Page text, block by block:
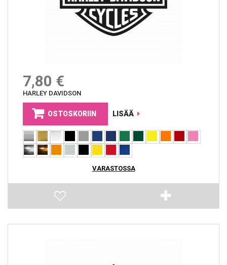
7,80 €
HARLEY DAVIDSON
OSTOSKORIIN LISÄÄ
VARASTOSSA